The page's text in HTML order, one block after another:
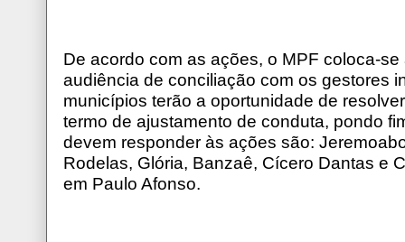
De acordo com as ações, o MPF coloca-
audiência de conciliação com os gestores
municípios terão a oportunidade de
termo de ajustamento de conduta, pondo
devem responder às ações são:
Rodelas, Glória, Banzaê, Cícero Dantas e
em Paulo Afonso.